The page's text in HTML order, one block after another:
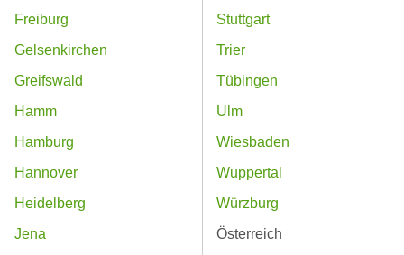
Freiburg
Gelsenkirchen
Greifswald
Hamm
Hamburg
Hannover
Heidelberg
Jena
Stuttgart
Trier
Tübingen
Ulm
Wiesbaden
Wuppertal
Würzburg
Österreich